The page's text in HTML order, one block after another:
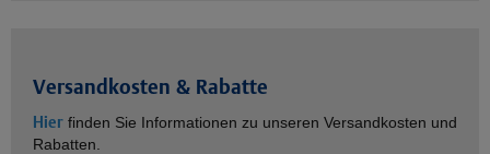
Versandkosten & Rabatte
Hier finden Sie Informationen zu unseren Versandkosten und
Rabatten.